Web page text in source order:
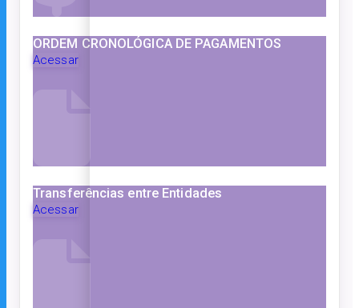
ORDEM CRONOLÓGICA DE PAGAMENTOS
Acessar
Transferências entre Entidades
Acessar